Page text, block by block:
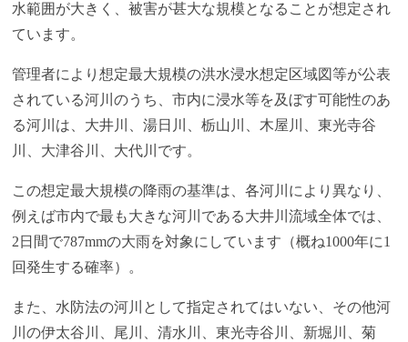
水範囲が大きく、被害が甚大な規模となることが想定され
ています。
管理者により想定最大規模の洪水浸水想定区域図等が公表
されている河川のうち、市内に浸水等を及ぼす可能性のあ
る河川は、大井川、湯日川、栃山川、木屋川、東光寺谷
川、大津谷川、大代川です。
この想定最大規模の降雨の基準は、各河川により異なり、
例えば市内で最も大きな河川である大井川流域全体では、
2日間で787mmの大雨を対象にしています（概ね1000年に1
回発生する確率）。
また、水防法の河川として指定されてはいない、その他河
川の伊太谷川、尾川、清水川、東光寺谷川、新堀川、菊